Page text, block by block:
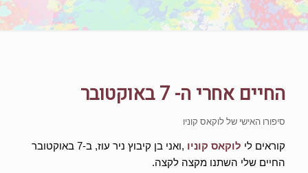
החיים אחרי ה- 7 באוקטובר
סיפורו האישי של לוקאס קוניו
קוראים לי לוקאס קוניו ,
ואני בן קיבוץ ניר עוז, ב-7 באוקטובר
החיים שלי השתנו מקצה לקצה.